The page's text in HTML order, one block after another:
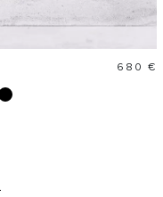
Prix
680 €